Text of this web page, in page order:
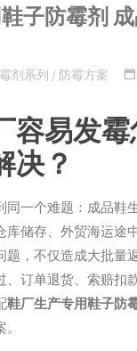
子防霉剂
剂系列 / 防霉方案
容易发霉
决？
同一个难题：成品鞋
库储存、外贸海运途
题，不仅造成大批量
、订单退货、索赔扣
鞋厂生产专用鞋子防